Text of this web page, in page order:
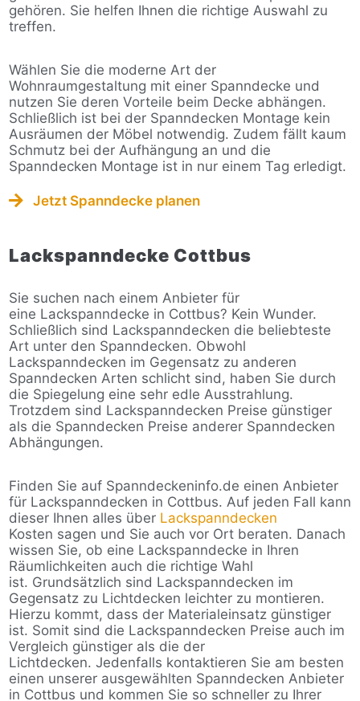
gehören. Sie helfen Ihnen die richtige Auswahl zu
treffen.
Wählen Sie die moderne Art der
Wohnraumgestaltung mit einer Spanndecke und
nutzen Sie deren Vorteile beim Decke abhängen.
Schließlich ist bei der Spanndecken Montage kein
Ausräumen der Möbel notwendig. Zudem fällt kaum
Schmutz bei der Aufhängung an und die
Spanndecken Montage ist in nur einem Tag erledigt.
Jetzt Spanndecke planen
Lackspanndecke Cottbus
Sie suchen nach einem Anbieter für
eine Lackspanndecke in Cottbus? Kein Wunder.
Schließlich sind Lackspanndecken die beliebteste
Art unter den Spanndecken. Obwohl
Lackspanndecken im Gegensatz zu anderen
Spanndecken Arten schlicht sind, haben Sie durch
die Spiegelung eine sehr edle Ausstrahlung.
Trotzdem sind Lackspanndecken Preise günstiger
als die Spanndecken Preise anderer Spanndecken
Abhängungen.
Finden Sie auf Spanndeckeninfo.de einen Anbieter
für Lackspanndecken in Cottbus. Auf jeden Fall kann
dieser Ihnen alles über Lackspanndecken
Kosten sagen und Sie auch vor Ort beraten. Danach
wissen Sie, ob eine Lackspanndecke in Ihren
Räumlichkeiten auch die richtige Wahl
ist. Grundsätzlich sind Lackspanndecken im
Gegensatz zu Lichtdecken leichter zu montieren.
Hierzu kommt, dass der Materialeinsatz günstiger
ist. Somit sind die Lackspanndecken Preise auch im
Vergleich günstiger als die der
Lichtdecken. Jedenfalls kontaktieren Sie am besten
einen unserer ausgewählten Spanndecken Anbieter
in Cottbus und kommen Sie so schneller zu Ihrer